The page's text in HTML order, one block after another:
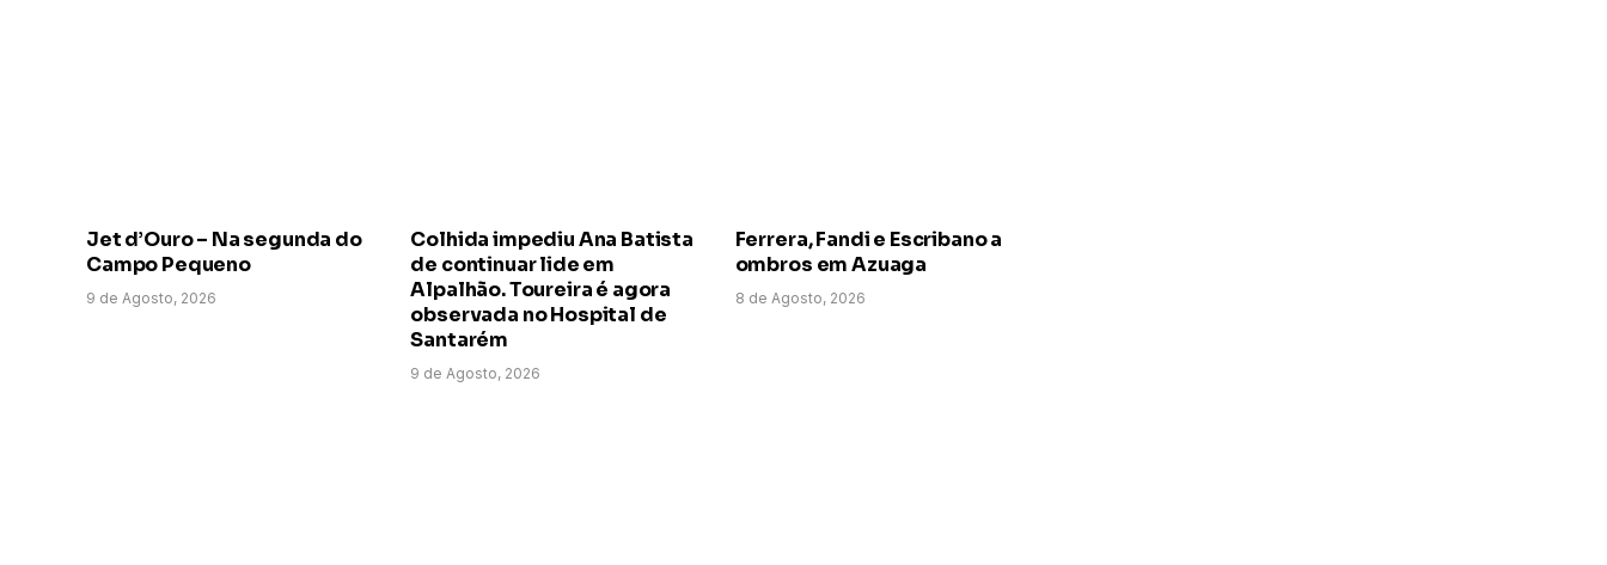
Jet d’Ouro – Na segunda do
Campo Pequeno
9 de Agosto, 2026
Colhida impediu Ana Batista
de continuar lide em
Alpalhão. Toureira é agora
observada no Hospital de
Santarém
9 de Agosto, 2026
Ferrera, Fandi e Escribano a
ombros em Azuaga
8 de Agosto, 2026